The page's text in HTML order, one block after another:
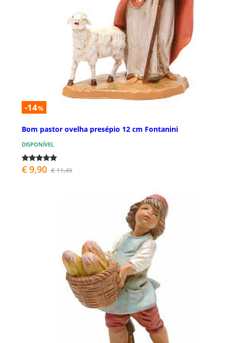
-14%
Bom pastor ovelha presépio 12 cm Fontanini
DISPONÍVEL
€ 9,90 € 11,49